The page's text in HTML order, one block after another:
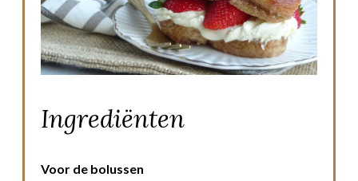
Ingrediënten
Voor de bolussen